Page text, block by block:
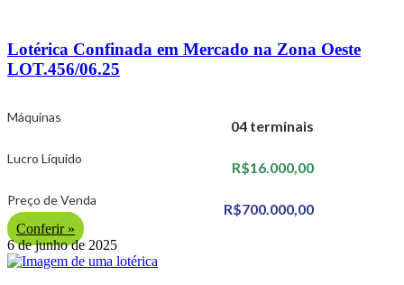
Lotérica Confinada em Mercado na Zona Oeste
LOT.456/06.25
Máquinas
04 terminais
Lucro Líquido
R$16.000,00
Preço de Venda
R$700.000,00
Conferir »
6 de junho de 2025